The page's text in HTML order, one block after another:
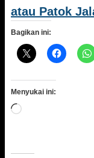
atau Patok
Bagikan ini:
Menyukai ini:
Memuat...